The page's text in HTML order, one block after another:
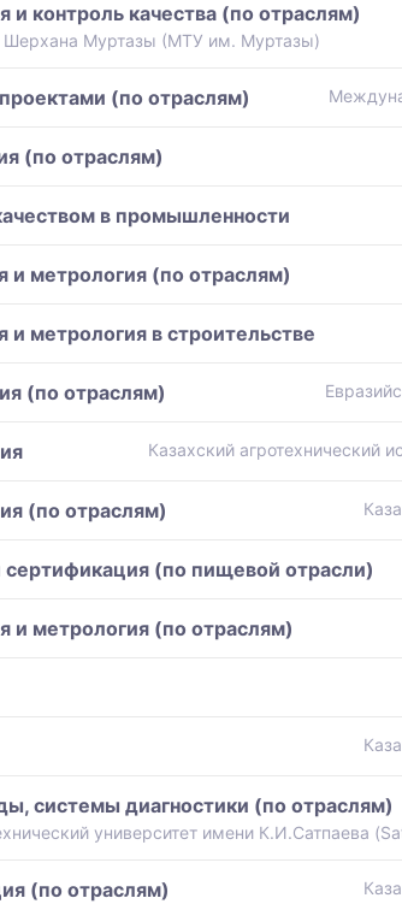
контроль качества (по отраслям)
Шерхана Муртазы (МТУ им. Муртазы)
(по отраслям)
(по отраслям)
в промышленности
и метрология (по отраслям)
метрология в строительстве
(по отраслям)
Казахский агротехнический
(по отраслям)
(по пищевой отрасли)
и метрология (по отраслям)
системы диагностики (по отраслям)
университет имени К.И.Сатпаева
(по отраслям)